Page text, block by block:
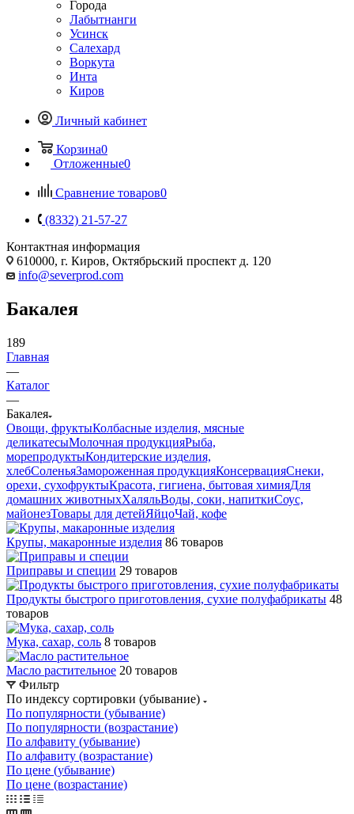
Города
Лабытнанги
Усинск
Салехард
Воркута
Инта
Киров
Личный кабинет
Корзина0
Отложенные0
Сравнение товаров0
(8332) 21-57-27
Контактная информация
610000, г. Киров, Октябрьский проспект д. 120
info@severprod.com
Бакалея
189
Главная
—
Каталог
—
Бакалея
Овощи, фруктыКолбасные изделия, мясные
деликатесыМолочная продукцияРыба,
морепродуктыКондитерские изделия,
хлебСоленьяЗамороженная продукцияКонсервацияСнеки,
орехи, сухофруктыКрасота, гигиена, бытовая химияДля
домашних животныхХаляльВоды, соки, напиткиСоус,
майонезТовары для детейЯйцоЧай, кофе
Крупы, макаронные изделия 86 товаров
Приправы и специи 29 товаров
Продукты быстрого приготовления, сухие полуфабрикаты 48
товаров
Мука, сахар, соль 8 товаров
Масло растительное 20 товаров
Фильтр
По индексу сортировки (убывание)
По популярности (убывание)
По популярности (возрастание)
По алфавиту (убывание)
По алфавиту (возрастание)
По цене (убывание)
По цене (возрастание)